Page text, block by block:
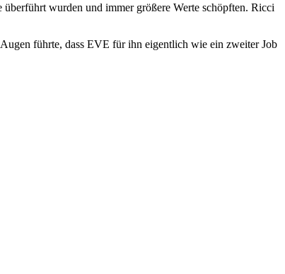
wurden und immer größere Werte schöpften. Ricci
führte, dass EVE für ihn eigentlich wie ein zweiter Job